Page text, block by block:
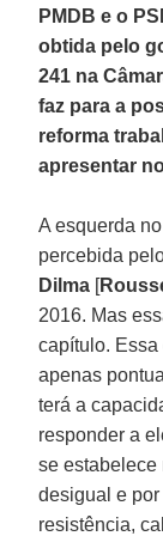
PMDB e o
obtida pelo
241 na
faz para a
reforma
apresentar
A esquerda
percebida
Dilma [
2016. Mas
capítulo. Essa
apenas
terá a
responder a
se estabelece
desigual e
resistência,